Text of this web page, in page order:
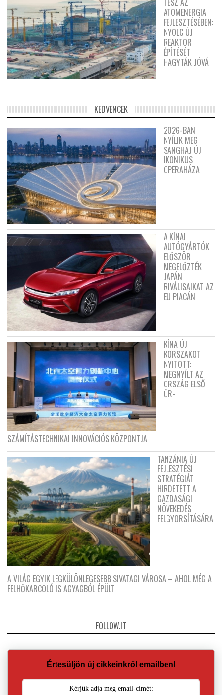
ATOMENERGIA
FEJLESZTÉSÉBEN:
NYOLC ÚJ
REAKTOR
ÉPÍTÉSÉT
HAGYTÁK JÓVÁ
KEDVENCEK
2026-BAN
NYÍLIK MEG
SANGHAJ ÚJ
IKONIKUS
OPERAHÁZA
A KÍNAI
AUTÓGYÁRTÓK
ELŐSZÖR
MEGELŐZTÉK
JAPÁN
RIVÁLISAIKAT AZ
EU PIACÁN
KÍNA ÚJ
KORSZAKOT
NYITOTT:
MEGNYÍLT AZ
ORSZÁG ELSŐ
ŰR-
SZÁMÍTÁSTECHNIKAI INNOVÁCIÓS KÖZPONTJA
TANZÁNIA ÚJ
FEJLESZTÉSI
STRATÉGIÁT
HIRDETETT A
GAZDASÁGI
NÖVEKEDÉS
FELGYORSÍTÁSÁRA
A VILÁG EGYIK LEGKÜLÖNLEGESEBB SIVATAGI VÁROSA – AHOL MÉG A
FELHŐKARCOLÓ IS AGYAGBÓL ÉPÜLT
FOLLOW.IT
Értesüljön új cikkeinkről emailben!